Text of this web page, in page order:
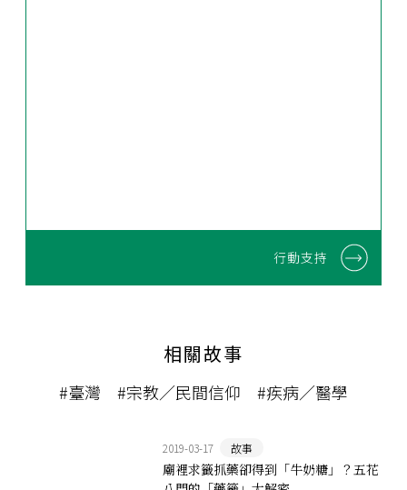
行動支持
相關故事
#臺灣 #宗教／民間信仰 #疾病／醫學
2019-03-17 故事
廟裡求籤抓藥卻得到「牛奶糖」？五花